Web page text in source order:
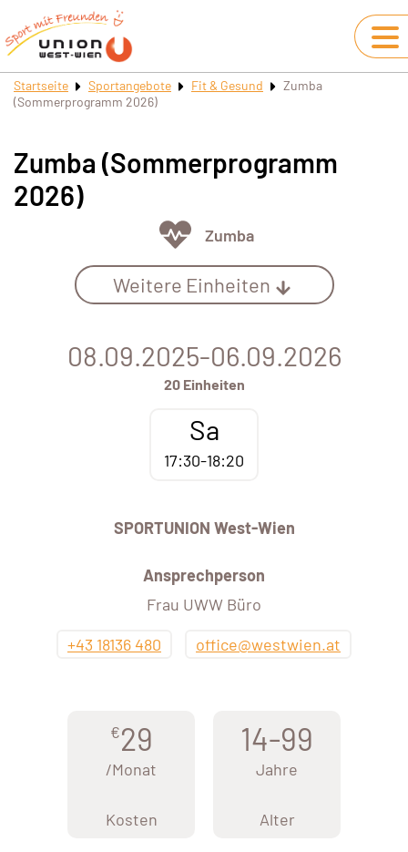
Startseite Sportangebote Fit & Gesund
Zumba
(Sommerprogramm 2026)
Zumba (Sommerprogramm
2026)
Zumba
Weitere Einheiten
08.09.2025-06.09.2026
20 Einheiten
Sa
17:30-18:20
SPORTUNION West-Wien
Ansprechperson
Frau UWW Büro
+43 18136 480
office@westwien.at
€29
/Monat
Kosten
14-99
Jahre
Alter